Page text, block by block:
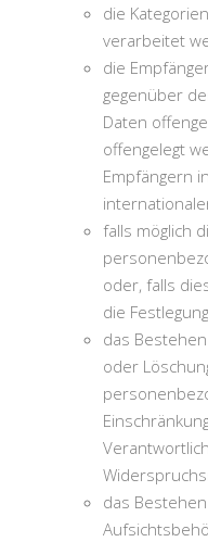
die
verarbeitet
die
gegenüber
Daten
offengelegt
Empfängern
falls möglich
oder, falls
die
das
oder
das